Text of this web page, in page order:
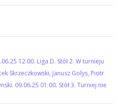
12:00. Liga D. Stół 2. W turnieju
Skrzeczkowski, Janusz Golys, Piotr
09.06.25 01:00. Stół 3. Turniej nie